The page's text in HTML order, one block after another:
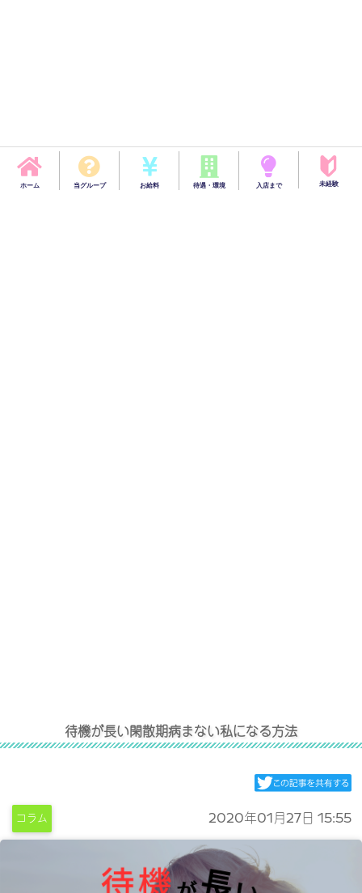
ホーム 当グループ お給料 待遇・環境 入店まで 未経験
待機が長い閑散期病まない私になる方法
コラム 2020年01月27日 15:55